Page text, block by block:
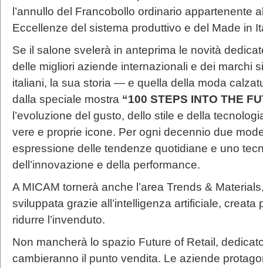
l’annullo del Francobollo ordinario appartenente
Eccellenze del sistema produttivo e del Made in
Se il salone svelerà in anteprima le novità
delle migliori aziende internazionali e dei marchi
italiani, la sua storia — e quella della moda
dalla speciale mostra “100 STEPS INTO THE
l’evoluzione del gusto, dello stile e della
vere e proprie icone. Per ogni decennio due
espressione delle tendenze quotidiane e uno
dell’innovazione e della performance.
A MICAM tornerà anche l’area Trends &
sviluppata grazie all’intelligenza artificiale, creata
ridurre l’invenduto.
Non mancherà lo spazio Future of Retail,
cambieranno il punto vendita. Le aziende